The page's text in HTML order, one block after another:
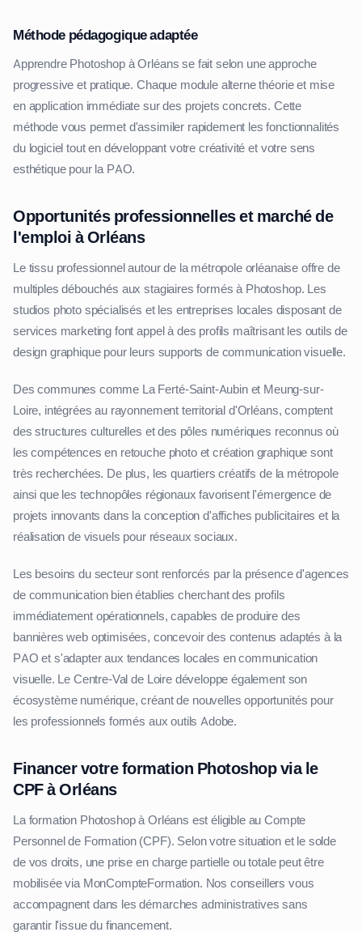
Méthode pédagogique adaptée
Apprendre Photoshop à Orléans se fait selon une approche
progressive et pratique. Chaque module alterne théorie et mise
en application immédiate sur des projets concrets. Cette
méthode vous permet d'assimiler rapidement les fonctionnalités
du logiciel tout en développant votre créativité et votre sens
esthétique pour la PAO.
Opportunités professionnelles et marché de
l'emploi à Orléans
Le tissu professionnel autour de la métropole orléanaise offre de
multiples débouchés aux stagiaires formés à Photoshop. Les
studios photo spécialisés et les entreprises locales disposant de
services marketing font appel à des profils maîtrisant les outils de
design graphique pour leurs supports de communication visuelle.
Des communes comme La Ferté-Saint-Aubin et Meung-sur-
Loire, intégrées au rayonnement territorial d'Orléans, comptent
des structures culturelles et des pôles numériques reconnus où
les compétences en retouche photo et création graphique sont
très recherchées. De plus, les quartiers créatifs de la métropole
ainsi que les technopôles régionaux favorisent l'émergence de
projets innovants dans la conception d'affiches publicitaires et la
réalisation de visuels pour réseaux sociaux.
Les besoins du secteur sont renforcés par la présence d'agences
de communication bien établies cherchant des profils
immédiatement opérationnels, capables de produire des
bannières web optimisées, concevoir des contenus adaptés à la
PAO et s'adapter aux tendances locales en communication
visuelle. Le Centre-Val de Loire développe également son
écosystème numérique, créant de nouvelles opportunités pour
les professionnels formés aux outils Adobe.
Financer votre formation Photoshop via le
CPF à Orléans
La formation Photoshop à Orléans est éligible au Compte
Personnel de Formation (CPF). Selon votre situation et le solde
de vos droits, une prise en charge partielle ou totale peut être
mobilisée via MonCompteFormation. Nos conseillers vous
accompagnent dans les démarches administratives sans
garantir l'issue du financement.